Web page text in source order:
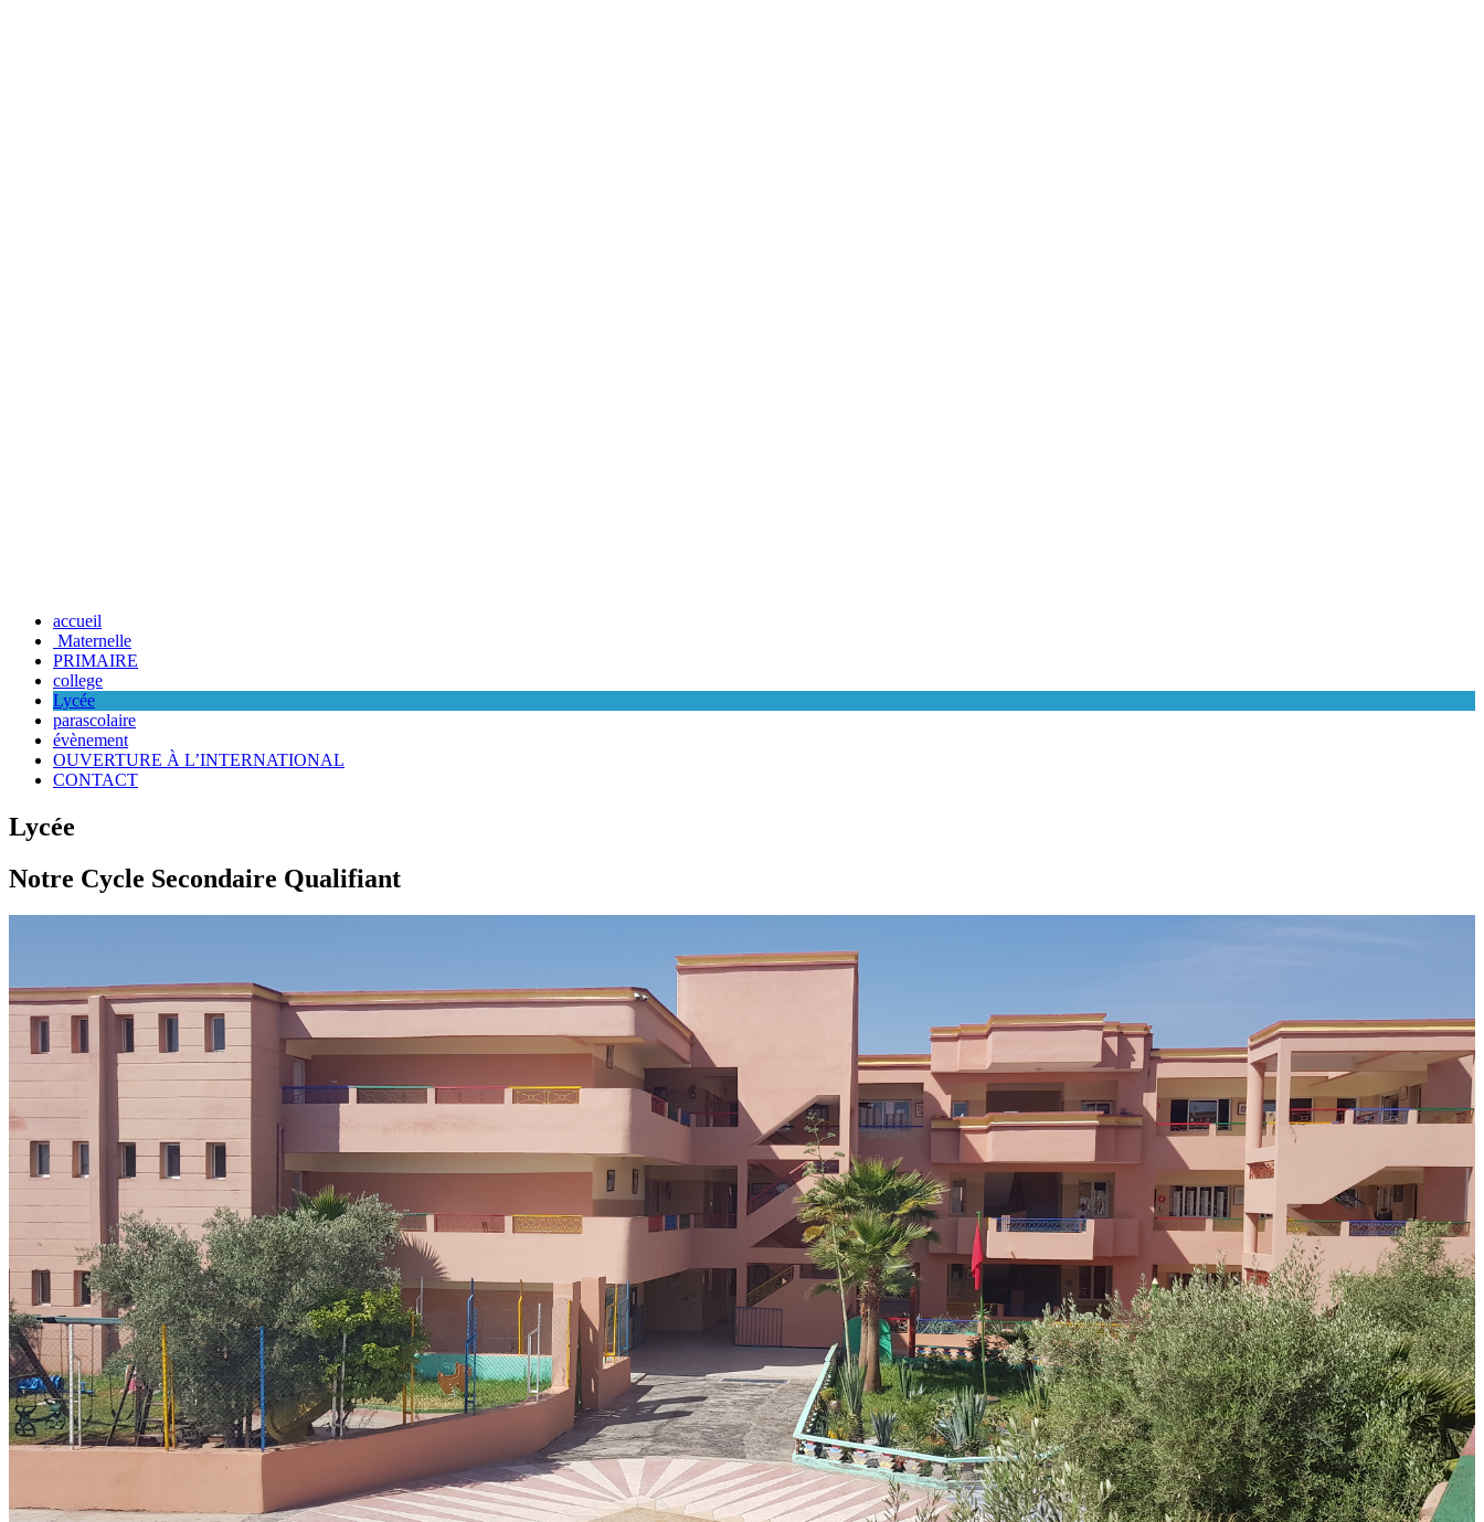
accueil
Maternelle
PRIMAIRE
college
Lycée
parascolaire
évènement
OUVERTURE À L’INTERNATIONAL
CONTACT
Lycée
Notre Cycle Secondaire Qualifiant